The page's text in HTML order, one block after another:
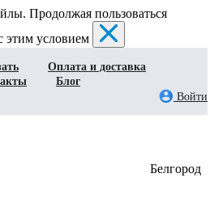
Продолжая пользоваться
этим условием
Оплата и доставка
Блог
Войти
Белгород